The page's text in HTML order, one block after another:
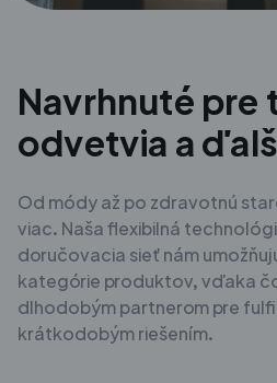
Navrhnuté pre
odvetvia a
Od módy až po zdravotnú
viac. Naša flexibilná
doručovacia sieť nám
kategórie produktov, vďaka
dlhodobým partnerom pre
krátkodobým riešením.